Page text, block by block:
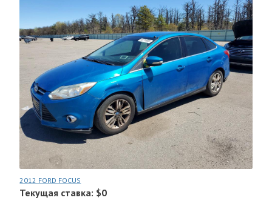
2012 FORD FOCUS
Текущая ставка: $0